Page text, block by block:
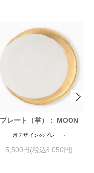
プレート（掌）： MOON
月デザインのプレート
5,500円(税込6,050円)